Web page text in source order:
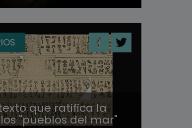
que ratifica la
"pueblos del mar"